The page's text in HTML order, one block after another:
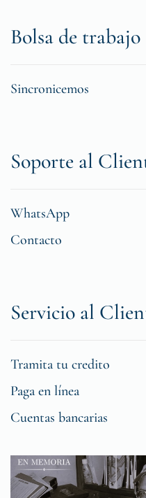
Bolsa de trabajo
Sincronicemos
Soporte al
WhatsApp
Contacto
Servicio al
Tramita tu credito
Paga en línea
Cuentas bancarias